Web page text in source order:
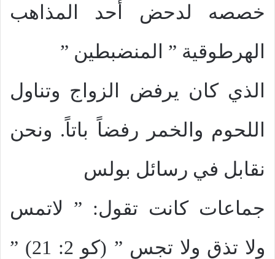
خصصه لدحض أحد المذاهب
الهرطوقية ” المنضبطين ”
الذي كان يرفض الزواج وتناول
اللحوم والخمر رفضاً باتاً. ونحن
نقابل في رسائل بولس
جماعات كانت تقول: ” لاتمس
ولا تذق ولا تجس ” (كو 2: 21) ”